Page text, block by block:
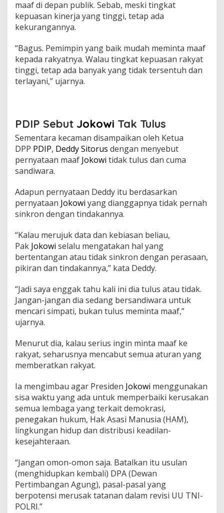
maaf di depan publik. Sebab, meski tingkat
kepuasan kinerja yang tinggi, tetap ada
kekurangannya.
“Bagus. Pemimpin yang baik mudah meminta maaf
kepada rakyatnya. Walau tingkat kepuasan rakyat
tinggi, tetap ada banyak yang tidak tersentuh dan
terlayani,” ujarnya.
PDIP Sebut Jokowi Tak Tulus
Sementara kecaman disampaikan oleh Ketua
DPP PDIP, Deddy Sitorus dengan menyebut
pernyataan maaf Jokowi tidak tulus dan cuma
sandiwara.
Adapun pernyataan Deddy itu berdasarkan
pernyataan Jokowi yang dianggapnya tidak pernah
sinkron dengan tindakannya.
“Kalau merujuk data dan kebiasan beliau,
Pak Jokowi selalu mengatakan hal yang
bertentangan atau tidak sinkron dengan perasaan,
pikiran dan tindakannya,” kata Deddy.
“Jadi saya enggak tahu kali ini dia tulus atau tidak.
Jangan-jangan dia sedang bersandiwara untuk
mencari simpati, bukan tulus meminta maaf,”
ujarnya.
Menurut dia, kalau serius ingin minta maaf ke
rakyat, seharusnya mencabut semua aturan yang
memberatkan rakyat.
Ia mengimbau agar Presiden Jokowi menggunakan
sisa waktu yang ada untuk memperbaiki kerusakan
semua lembaga yang terkait demokrasi,
penegakan hukum, Hak Asasi Manusia (HAM),
lingkungan hidup dan distribusi keadilan-
kesejahteraan.
“Jangan omon-omon saja. Batalkan itu usulan
(menghidupkan kembali) DPA (Dewan
Pertimbangan Agung), pasal-pasal yang
berpotensi merusak tatanan dalam revisi UU TNI-
POLRI.”